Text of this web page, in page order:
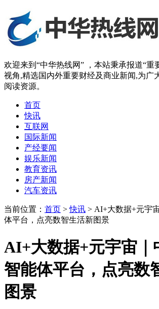
欢迎来到“中华热线网” ，本站秉承报道“重
视角,精选国内外重要财经及商业新闻,为广
阅读资源。
首页
快讯
互联网
国际新闻
产经要闻
娱乐新闻
教育资讯
房产新闻
汽车资讯
当前位置： 首页 >快讯 > AI+大数据+元宇
体平台，点亮数智生活新图景
AI+大数据+元宇宙｜
智能体平台，点亮数
图景